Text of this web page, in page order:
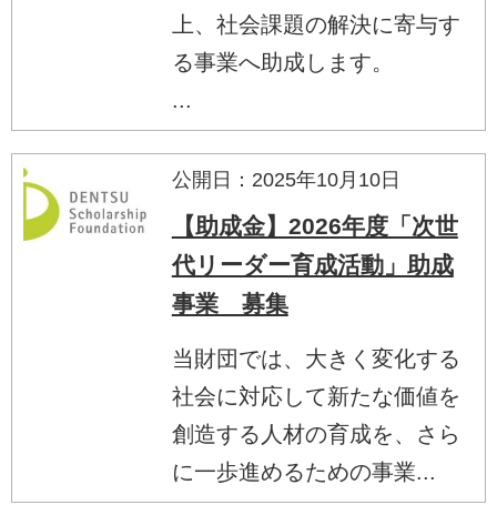
上、社会課題の解決に寄与す
る事業へ助成します。
...
公開日：2025年10月10日
【助成金】2026年度「次世
代リーダー育成活動」助成
事業 募集
当財団では、大きく変化する
社会に対応して新たな価値を
創造する人材の育成を、さら
に一歩進めるための事業...